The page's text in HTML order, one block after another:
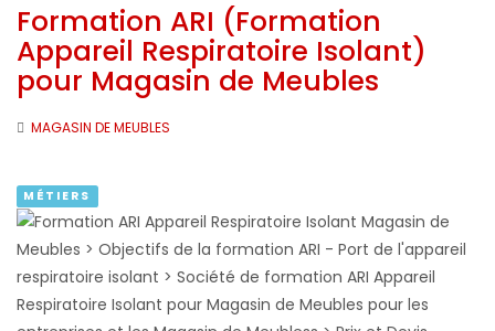
Formation ARI (Formation
Appareil Respiratoire Isolant)
pour Magasin de Meubles
MAGASIN DE MEUBLES
MÉTIERS